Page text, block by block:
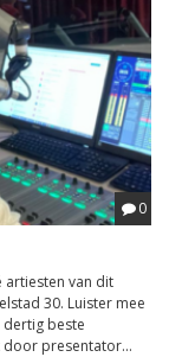
0
artiesten van dit
30. Luister mee
dertig beste
door presentator...